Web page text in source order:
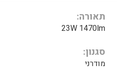
תאורה
23W 1470lm
סגנון
מודרני